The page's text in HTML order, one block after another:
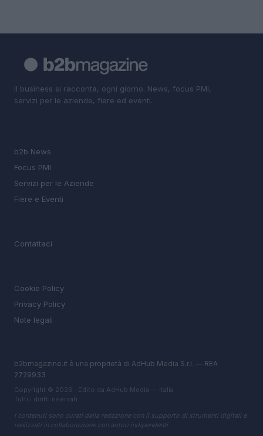
Il business si racconta, ogni giorno. News, focus PMI,
servizi per le aziende, fiere ed eventi.
b2b News
Focus PMI
Servizi per le Aziende
Fiere e Eventi
Contattaci
Cookie Policy
Privacy Policy
Note legali
b2bmagazine.it è una proprietà di AdHub Media S.r.l. — REA
2729933
Copyright © 2026 · Edito da AdHub Media — Italia
Tutti i diritti riservati
I contenuti sono curati dalla redazione con il supporto di strumenti digitali e
realizzati in collaborazione con autori indipendenti.